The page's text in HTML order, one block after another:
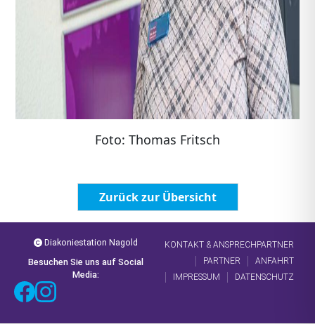
Foto: Thomas Fritsch
Zurück zur Übersicht
Diakoniestation Nagold
Besuchen Sie uns auf Social
Media:
KONTAKT & ANSPRECHPARTNER
PARTNER
ANFAHRT
IMPRESSUM
DATENSCHUTZ